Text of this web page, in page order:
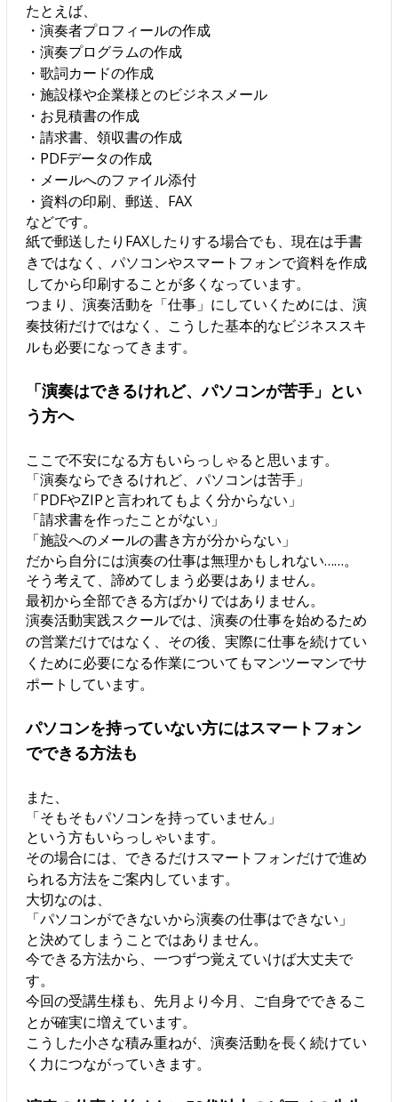
たとえば、
・演奏者プロフィールの作成
・演奏プログラムの作成
・歌詞カードの作成
・施設様や企業様とのビジネスメール
・お見積書の作成
・請求書、領収書の作成
・PDFデータの作成
・メールへのファイル添付
・資料の印刷、郵送、FAX
などです。
紙で郵送したりFAXしたりする場合でも、現在は手書
きではなく、パソコンやスマートフォンで資料を作成
してから印刷することが多くなっています。
つまり、演奏活動を「仕事」にしていくためには、演
奏技術だけではなく、こうした基本的なビジネススキ
ルも必要になってきます。
「演奏はできるけれど、パソコンが苦手」とい
う方へ
ここで不安になる方もいらっしゃると思います。
「演奏ならできるけれど、パソコンは苦手」
「PDFやZIPと言われてもよく分からない」
「請求書を作ったことがない」
「施設へのメールの書き方が分からない」
だから自分には演奏の仕事は無理かもしれない……。
そう考えて、諦めてしまう必要はありません。
最初から全部できる方ばかりではありません。
演奏活動実践スクールでは、演奏の仕事を始めるため
の営業だけではなく、その後、実際に仕事を続けてい
くために必要になる作業についてもマンツーマンでサ
ポートしています。
パソコンを持っていない方にはスマートフォン
でできる方法も
また、
「そもそもパソコンを持っていません」
という方もいらっしゃいます。
その場合には、できるだけスマートフォンだけで進め
られる方法をご案内しています。
大切なのは、
「パソコンができないから演奏の仕事はできない」
と決めてしまうことではありません。
今できる方法から、一つずつ覚えていけば大丈夫で
す。
今回の受講生様も、先月より今月、ご自身でできるこ
とが確実に増えています。
こうした小さな積み重ねが、演奏活動を長く続けてい
く力につながっていきます。